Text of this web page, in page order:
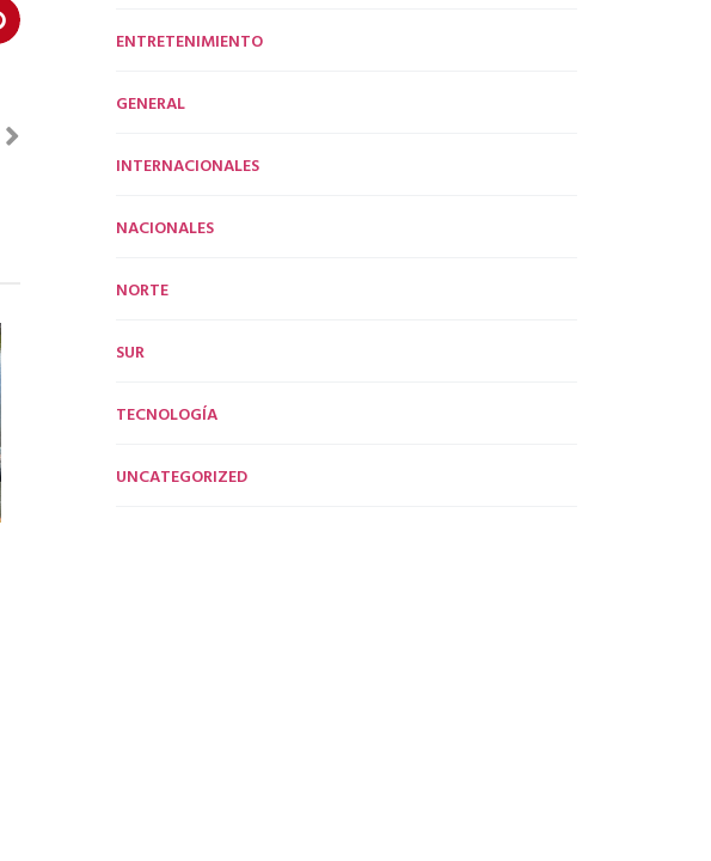
ENTRETENIMIENTO
GENERAL
INTERNACIONALES
NACIONALES
NORTE
SUR
TECNOLOGÍA
UNCATEGORIZED